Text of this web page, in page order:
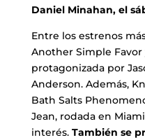
Daniel Minahan, el
Entre los estrenos
Another Simple Favor
protagonizada por
Anderson. Además,
Bath Salts
Jean, rodada en
interés.También se